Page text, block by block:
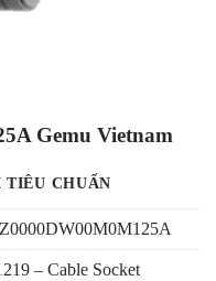
Gemu Vietnam
CHUẨN
– Cable Socket